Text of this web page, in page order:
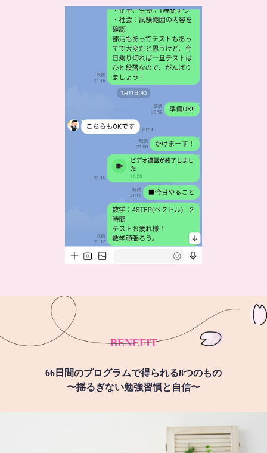
BENEFIT
66日間のプログラムで得られる8つのもの
〜揺るぎない勉強習慣と自信〜